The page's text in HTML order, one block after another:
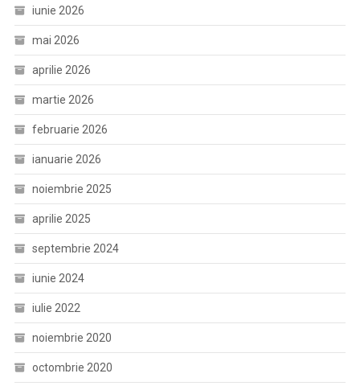
iunie 2026
mai 2026
aprilie 2026
martie 2026
februarie 2026
ianuarie 2026
noiembrie 2025
aprilie 2025
septembrie 2024
iunie 2024
iulie 2022
noiembrie 2020
octombrie 2020